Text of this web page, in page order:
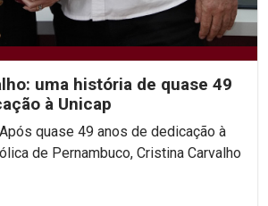
uma história de quase 49
à Unicap
de Pernambuco, Cristina Carvalho